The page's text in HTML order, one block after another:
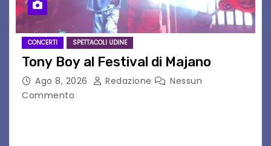
CONCERTI SPETTACOLI UDINE
Tony Boy al Festival di Majano
Ago 8, 2026 Redazione
Nessun
Commento